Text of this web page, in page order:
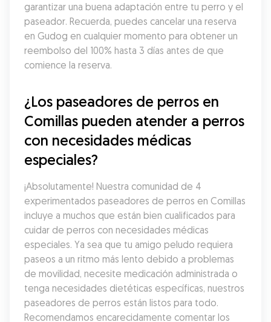
garantizar una buena adaptación entre tu perro y el
paseador. Recuerda, puedes cancelar una reserva
en Gudog en cualquier momento para obtener un
reembolso del 100% hasta 3 días antes de que
comience la reserva.
¿Los paseadores de perros en
Comillas pueden atender a perros
con necesidades médicas
especiales?
¡Absolutamente! Nuestra comunidad de 4
experimentados paseadores de perros en Comillas
incluye a muchos que están bien cualificados para
cuidar de perros con necesidades médicas
especiales. Ya sea que tu amigo peludo requiera
paseos a un ritmo más lento debido a problemas
de movilidad, necesite medicación administrada o
tenga necesidades dietéticas específicas, nuestros
paseadores de perros están listos para todo.
Recomendamos encarecidamente comentar los